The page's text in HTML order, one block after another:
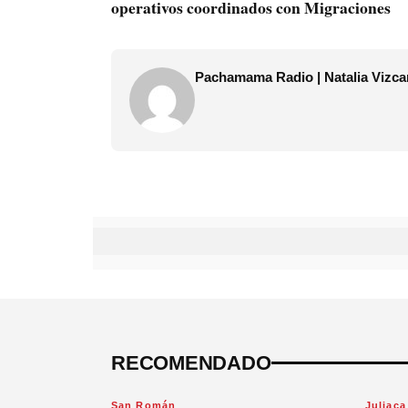
operativos coordinados con Migraciones
Pachamama Radio | Natalia
RECOMENDADO
San Román Juliaca